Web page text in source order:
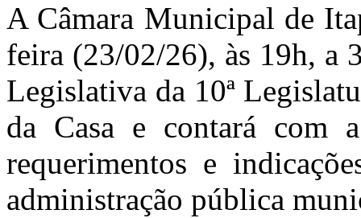
A Câmara Municipal de
feira (23/02/26), às 19h, a
Legislativa da 10ª
da Casa e contará com
requerimentos e
administração pública